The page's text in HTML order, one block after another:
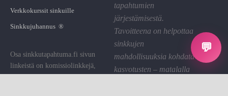
💬
Verkkokurssit sinkuille
Sinkkujuhannus ®
Osa sinkkutapahtuma.fi sivun
linkeistä on komissiolinkkejä,
joiden kautta St saa pienen
tapahtumien
järjestämisestä.
Tavoitteena on helpottaa
sinkkujen
mahdollisuuksia kohdata
kasvotusten – matalalla